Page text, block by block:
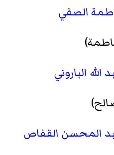
الصفي
الله الباروني
المحسن القفاص